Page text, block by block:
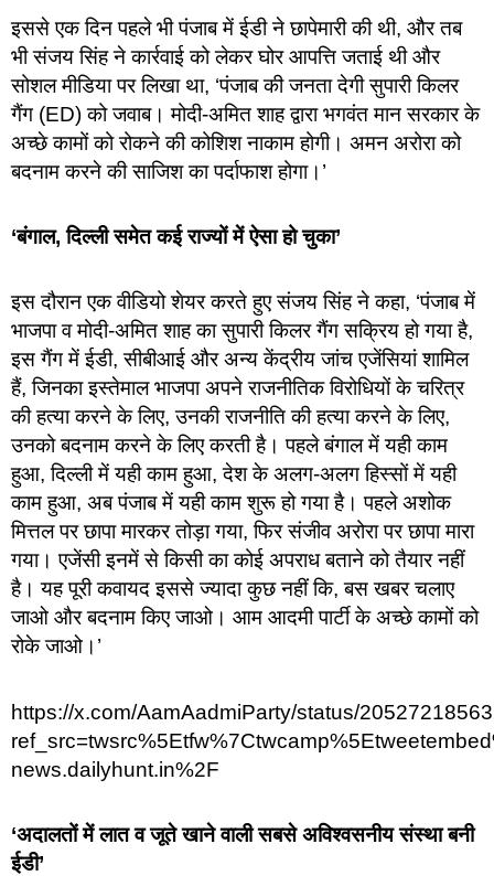
इससे एक दिन पहले भी पंजाब में ईडी ने छापेमारी की थी, और तब
भी संजय सिंह ने कार्रवाई को लेकर घोर आपत्ति जताई थी और
सोशल मीडिया पर लिखा था, ‘पंजाब की जनता देगी सुपारी किलर
गैंग (ED) को जवाब। मोदी-अमित शाह द्वारा भगवंत मान सरकार के
अच्छे कामों को रोकने की कोशिश नाकाम होगी। अमन अरोरा को
बदनाम करने की साजिश का पर्दाफाश होगा।’
‘बंगाल, दिल्ली समेत कई राज्यों में ऐसा हो चुका’
इस दौरान एक वीडियो शेयर करते हुए संजय सिंह ने कहा, ‘पंजाब में
भाजपा व मोदी-अमित शाह का सुपारी किलर गैंग सक्रिय हो गया है,
इस गैंग में ईडी, सीबीआई और अन्य केंद्रीय जांच एजेंसियां शामिल
हैं, जिनका इस्तेमाल भाजपा अपने राजनीतिक विरोधियों के चरित्र
की हत्या करने के लिए, उनकी राजनीति की हत्या करने के लिए,
उनको बदनाम करने के लिए करती है। पहले बंगाल में यही काम
हुआ, दिल्ली में यही काम हुआ, देश के अलग-अलग हिस्सों में यही
काम हुआ, अब पंजाब में यही काम शुरू हो गया है। पहले अशोक
मित्तल पर छापा मारकर तोड़ा गया, फिर संजीव अरोरा पर छापा मारा
गया। एजेंसी इनमें से किसी का कोई अपराध बताने को तैयार नहीं
है। यह पूरी कवायद इससे ज्यादा कुछ नहीं कि, बस खबर चलाए
जाओ और बदनाम किए जाओ। आम आदमी पार्टी के अच्छे कामों को
रोके जाओ।’
https://x.com/AamAadmiParty/status/
news.dailyhunt.in%2F
‘अदालतों में लात व जूते खाने वाली सबसे अविश्वसनीय संस्था बनी
ईडी’